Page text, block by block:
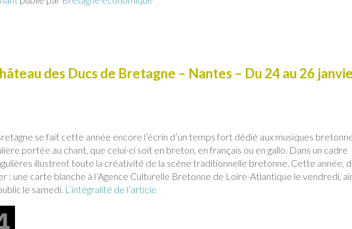
des Ducs de Bretagne – Nantes – Du 24 au 26
se fait cette année encore l’écrin d’un temps fort dédié aux musiques
portée au chant, que celui-ci soit en breton, en français ou en gallo. Dans un cadre
illustrent toute la créativité de la scène traditionnelle bretonne. Cette année,
: une carte blanche à l’Agence Culturelle Bretonne de Loire-Atlantique le vendredi,
le samedi. L’intégralité de l’article